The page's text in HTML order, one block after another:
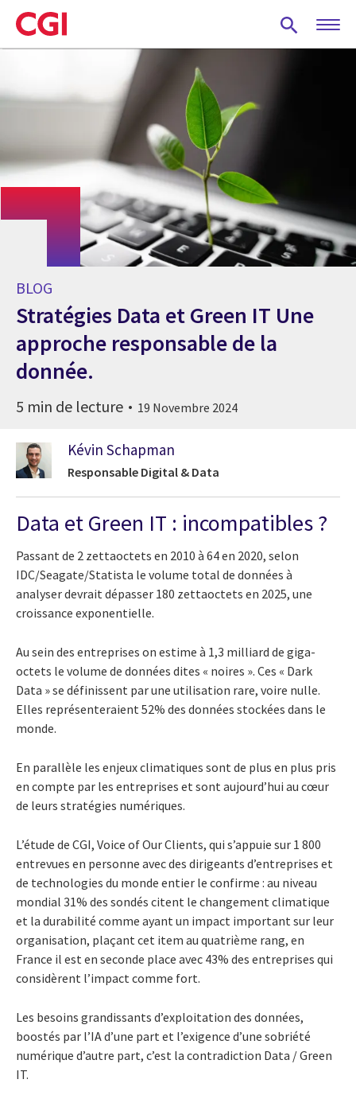
Skip
to
main
BLOG
Stratégies Data et Green IT Une
approche responsable de la
donnée.
5 min de lecture 19 Novembre 2024
Kévin Schapman
Responsable Digital & Data
Data et Green IT : incompatibles ?
Passant de 2 zettaoctets en 2010 à 64 en 2020, selon
IDC/Seagate/Statista le volume total de données à
analyser devrait dépasser 180 zettaoctets en 2025, une
croissance exponentielle.
Au sein des entreprises on estime à 1,3 milliard de giga-
octets le volume de données dites « noires ». Ces « Dark
Data » se définissent par une utilisation rare, voire nulle.
Elles représenteraient 52% des données stockées dans le
monde.
En parallèle les enjeux climatiques sont de plus en plus pris
en compte par les entreprises et sont aujourd’hui au cœur
de leurs stratégies numériques.
L’étude de CGI, Voice of Our Clients, qui s’appuie sur 1 800
entrevues en personne avec des dirigeants d’entreprises et
de technologies du monde entier le confirme : au niveau
mondial 31% des sondés citent le changement climatique
et la durabilité comme ayant un impact important sur leur
organisation, plaçant cet item au quatrième rang, en
France il est en seconde place avec 43% des entreprises qui
considèrent l’impact comme fort.
Les besoins grandissants d’exploitation des données,
boostés par l’IA d’une part et l’exigence d’une sobriété
numérique d’autre part, c’est la contradiction Data / Green
IT.